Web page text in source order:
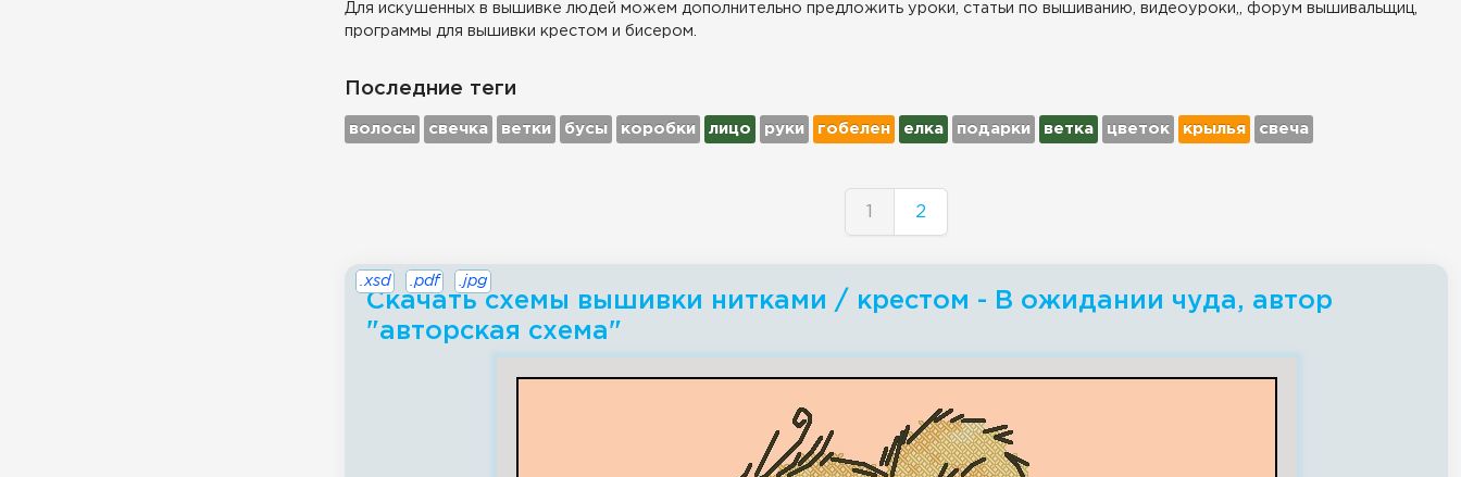
Для искушенных в вышивке людей можем дополнительно предложить уроки, статьи по вышиванию, видеоуроки,, форум вышивальщиц,
программы для вышивки крестом и бисером.
Последние теги
волосы свечка ветки бусы коробки лицо руки гобелен елка подарки ветка цветок крылья свеча
1 2
Скачать схемы вышивки нитками / крестом - В ожидании чуда, автор
"авторская схема"
.xsd .pdf .jpg